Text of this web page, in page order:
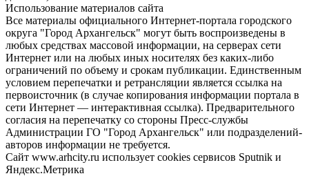
Использование материалов сайта
Все материалы официального Интернет-портала городского
округа "Город Архангельск" могут быть воспроизведены в
любых средствах массовой информации, на серверах сети
Интернет или на любых иных носителях без каких-либо
ограничений по объему и срокам публикации. Единственным
условием перепечатки и ретрансляции является ссылка на
первоисточник (в случае копирования информации портала в
сети Интернет — интерактивная ссылка). Предварительного
согласия на перепечатку со стороны Пресс-службы
Администрации ГО "Город Архангельск" или подразделений-
авторов информации не требуется.
Сайт www.arhcity.ru использует cookies сервисов Sputnik и
Яндекс.Метрика